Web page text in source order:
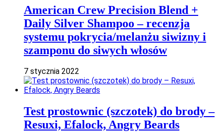
American Crew Precision Blend +
Daily Silver Shampoo – recenzja
systemu pokrycia/melanżu siwizny i
szamponu do siwych włosów
7 stycznia 2022
Test prostownic (szczotek) do brody –
Resuxi, Efalock, Angry Beards